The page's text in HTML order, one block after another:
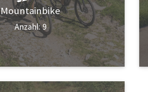
Mountainbike
Anzahl: 9